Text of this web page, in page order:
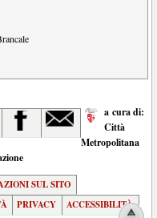
a cura di:
Città
Metropolitana
SUL SITO
PRIVACY ACCESSIBILITÀ